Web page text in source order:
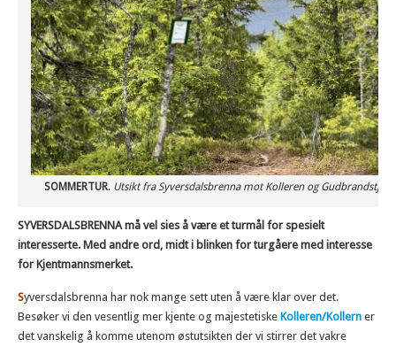
SOMMERTUR. Utsikt fra Syversdalsbrenna mot Kolleren og
SYVERSDALSBRENNA må vel sies å være et turmål for spesielt
interesserte. Med andre ord, midt i blinken for turgåere med interesse
for Kjentmannsmerket.
Syversdalsbrenna har nok mange sett uten å være klar over det.
Besøker vi den vesentlig mer kjente og majestetiske Kolleren/Kollern er
det vanskelig å komme utenom østutsikten der vi stirrer det vakre